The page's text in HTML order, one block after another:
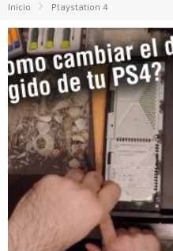
Inicio Playstation 4